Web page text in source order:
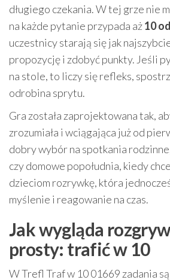
długiego czekania. W tej grze nie
na każde pytanie przypada aż10
uczestnicy starają się jak
propozycję i zdobyć punkty. Jeśli
na stole, to liczy się refleks,
odrobina sprytu.
Gra została zaprojektowana tak,
zrozumiała i wciągająca już od
dobry wybór na spotkania
czy domowe popołudnia, kiedy
dzieciom rozrywkę, która
myślenie i reagowanie na czas.
Jak wygląda
prosty: trafić w 10
W Trefl Traf w 10 01669 zadania